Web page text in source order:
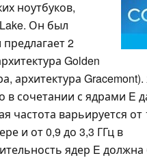
ноутбуков,
Он был
2
Golden
архитектура
в сочетании с ядрами E
частота варьируется от
и от 0,9 до 3,3 ГГц в
ядер E